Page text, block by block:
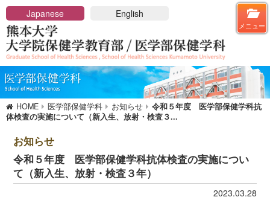
メニュー
Japanese English
HOME 医学部保健学科 お知らせ
令和５年度 医学部保健学科抗
体検査の実施について（新入生、放射・検査３...
お知らせ
令和５年度 医学部保健学科抗体検査の実施につい
て（新入生、放射・検査３年）
2023.03.28
メニューを閉じる
HOME
大学院保健学教育部
大学院概要
保健学教育部長メッセージ
アドミッションポリシー
教育課程と講座一覧
博士前期課程
博士後期課程